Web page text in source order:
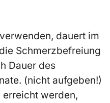
dauert im
Schmerzbefreiung
Dauer des
(nicht aufgeben!)
erreicht werden,